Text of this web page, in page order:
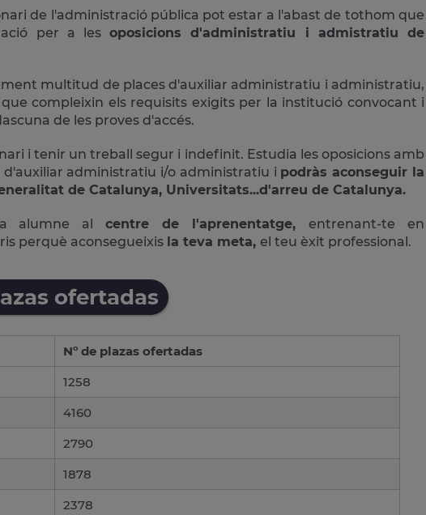
de l'administració pública pot estar a l'abast de tothom que
per a lesoposicions d'administratiu i admistratiu de
multitud de places d'auxiliar administratiu i administratiu,
compleixin els requisits exigits per la institució convocant i
de les proves d'accés.
i tenir un treball segur i indefinit. Estudia les oposicions amb
administratiu i/o administratiu i podràs aconseguir la
de Catalunya, Universitats...d'arreu de Catalunya.
a alumne alcentre de l'aprenentatge,entrenant-te en
perquè aconsegueixis la teva meta, el teu èxit professional.
ofertadas
Nº de plazas ofertadas
1258
4160
2790
1878
2378